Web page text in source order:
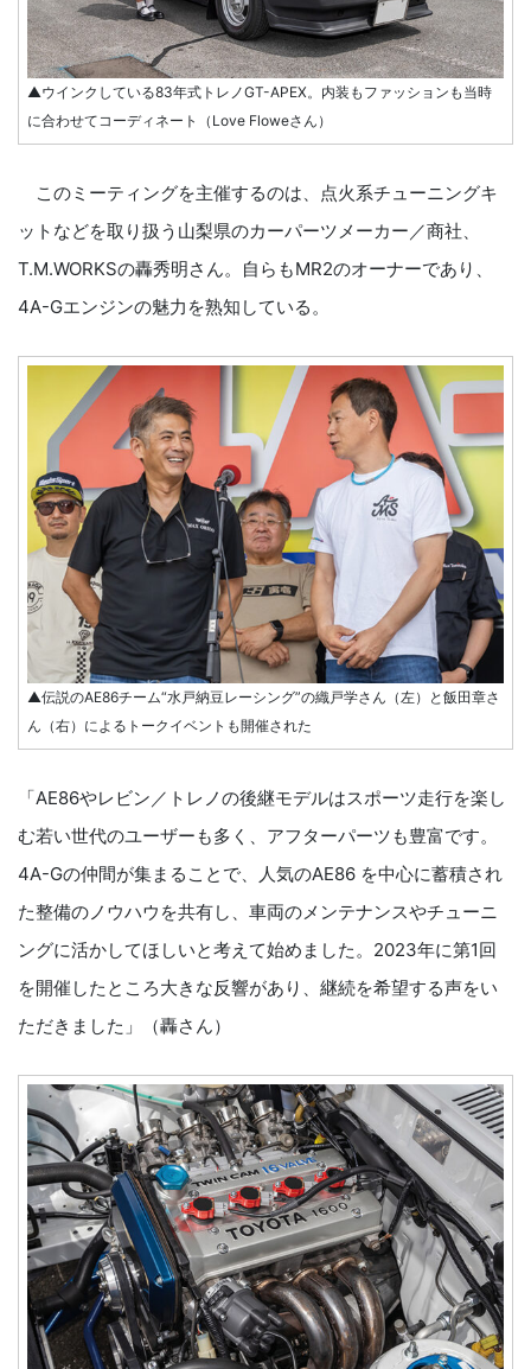
▲ウインクしている83年式トレノGT-APEX。内装もファッションも当時
に合わせてコーディネート（Love Floweさん）
このミーティングを主催するのは、点火系チューニングキ
ットなどを取り扱う山梨県のカーパーツメーカー／商社、
T.M.WORKSの轟秀明さん。自らもMR2のオーナーであり、
4A-Gエンジンの魅力を熟知している。
▲伝説のAE86チーム“水戸納豆レーシング”の織戸学さん（左）と飯田章さ
ん（右）によるトークイベントも開催された
「AE86やレビン／トレノの後継モデルはスポーツ走行を楽し
む若い世代のユーザーも多く、アフターパーツも豊富です。
4A-Gの仲間が集まることで、人気のAE86 を中心に蓄積され
た整備のノウハウを共有し、車両のメンテナンスやチューニ
ングに活かしてほしいと考えて始めました。2023年に第1回
を開催したところ大きな反響があり、継続を希望する声をい
ただきました」（轟さん）